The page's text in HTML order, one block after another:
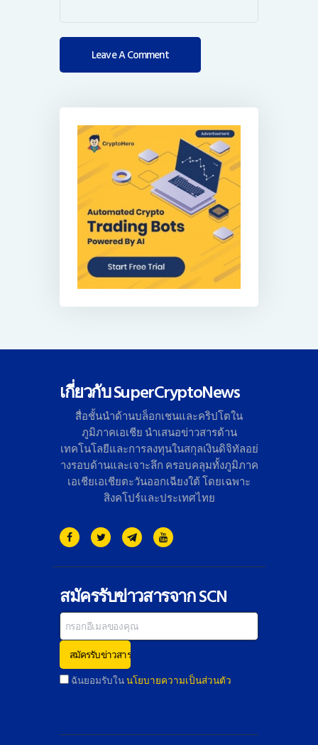
เกี่ยวกับ SuperCryptoNews
สื่อชั้นนำด้านบล็อกเชนและคริปโตใน
ภูมิภาคเอเชีย นำเสนอข่าวสารด้าน
เทคโนโลยีและการลงทุนในสกุลเงินดิจิทัลอย่
างรอบด้านและเจาะลึก ครอบคลุมทั้งภูมิภาค
เอเชียเอเชียตะวันออกเฉียงใต้ โดยเฉพาะ
สิงคโปร์และประเทศไทย
สมัครรับข่าวสารจาก SCN
ฉันยอมรับในนโยบายความเป็นส่วนตัว